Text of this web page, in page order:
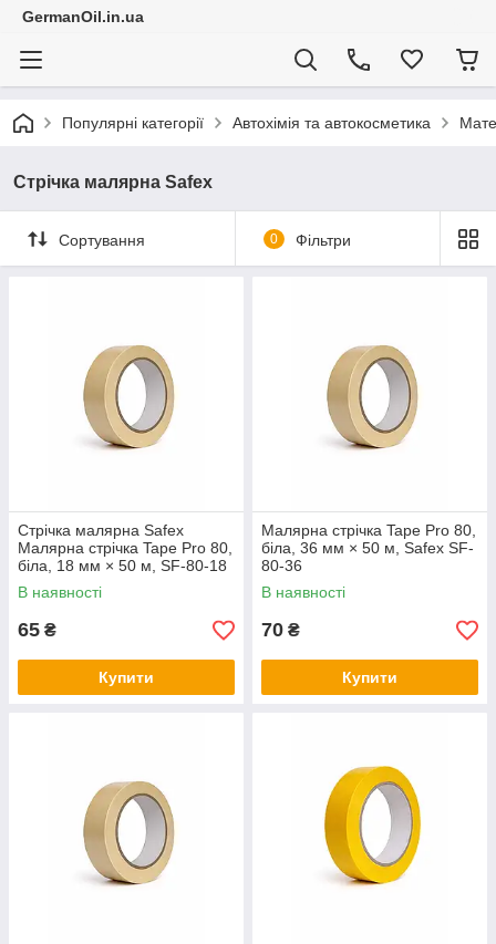
GermanOil.in.ua
Популярні категорії Автохімія та автокосметика
Стрічка малярна Safex
Сортування 0 Фільтри
Стрічка малярна Safex
Малярна стрічка Tape Pro 80,
біла, 18 мм × 50 м, SF-80-18
В наявності
65 ₴
Купити
Малярна стрічка Tape Pro 80,
біла, 36 мм × 50 м, Safex SF-
80-36
В наявності
70 ₴
Купити